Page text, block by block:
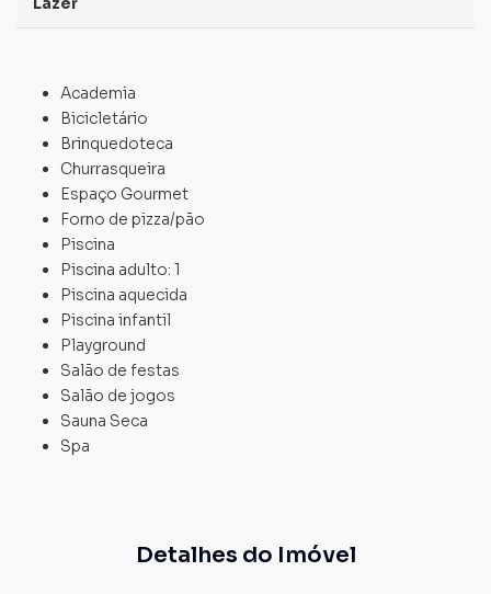
Academia
Bicicletário
Brinquedoteca
Churrasqueira
Espaço Gourmet
Forno de pizza/pão
Piscina
Piscina adulto: 1
Piscina aquecida
Piscina infantil
Playground
Salão de festas
Salão de jogos
Sauna Seca
Spa
Detalhes do Imóvel